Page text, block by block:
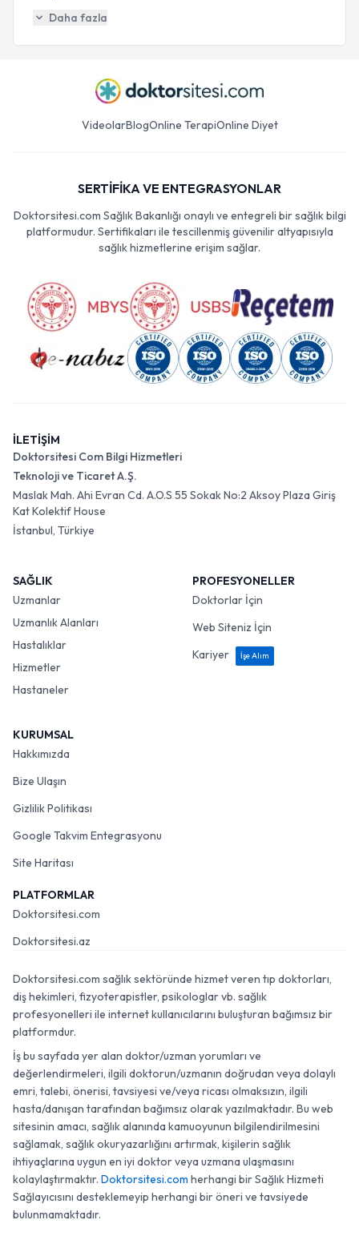
Daha fazla
VideolarBlogOnline TerapiOnline Diyet
SERTİFİKA VE ENTEGRASYONLAR
Doktorsitesi.com Sağlık Bakanlığı onaylı ve entegreli bir sağlık bilgi
platformudur. Sertifikaları ile tescillenmiş güvenilir altyapısıyla
sağlık hizmetlerine erişim sağlar.
İLETİŞİM
Doktorsitesi Com Bilgi Hizmetleri
Teknoloji ve Ticaret A.Ş.
Maslak Mah. Ahi Evran Cd. A.O.S 55 Sokak No:2 Aksoy Plaza Giriş
Kat Kolektif House
İstanbul, Türkiye
SAĞLIK
Uzmanlar
Uzmanlık Alanları
Hastalıklar
Hizmetler
Hastaneler
PROFESYONELLER
Doktorlar İçin
Web Siteniz İçin
Kariyer
İşe Alım
KURUMSAL
Hakkımızda
Bize Ulaşın
Gizlilik Politikası
Google Takvim Entegrasyonu
Site Haritası
PLATFORMLAR
Doktorsitesi.com
Doktorsitesi.az
Doktorsitesi.com sağlık sektöründe hizmet veren tıp doktorları,
diş hekimleri, fizyoterapistler, psikologlar vb. sağlık
profesyonelleri ile internet kullanıcılarını buluşturan bağımsız bir
platformdur.
İş bu sayfada yer alan doktor/uzman yorumları ve
değerlendirmeleri, ilgili doktorun/uzmanın doğrudan veya dolaylı
emri, talebi, önerisi, tavsiyesi ve/veya ricası olmaksızın, ilgili
hasta/danışan tarafından bağımsız olarak yazılmaktadır. Bu web
sitesinin amacı, sağlık alanında kamuoyunun bilgilendirilmesini
sağlamak, sağlık okuryazarlığını artırmak, kişilerin sağlık
ihtiyaçlarına uygun en iyi doktor veya uzmana ulaşmasını
kolaylaştırmaktır. Doktorsitesi.com herhangi bir Sağlık Hizmeti
Sağlayıcısını desteklemeyip herhangi bir öneri ve tavsiyede
bulunmamaktadır.